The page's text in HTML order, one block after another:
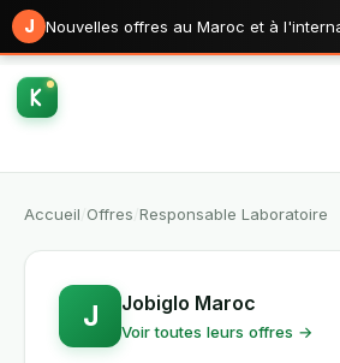
J Nouvelles offres au Maroc et à
Accueil Offres Responsable Laboratoire
J Jobiglo Maroc
Voir toutes leurs offres →